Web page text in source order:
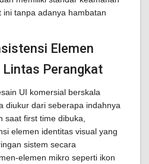
ini tanpa adanya hambatan
Elemen
Perangkat
UI komersial berskala
diukur dari seberapa indahnya
saat first time dibuka,
elemen identitas visual yang
sistem secara
elemen mikro seperti ikon